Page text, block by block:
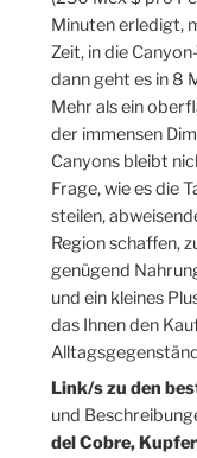
Minuten erledigt,
Zeit, in die
dann geht es in 8
Mehr als ein
der immensen
Canyons bleibt
Frage, wie es die
steilen,
Region schaffen,
genügend
und ein kleines
das Ihnen den
Link/s zu den
und
del Cobre,